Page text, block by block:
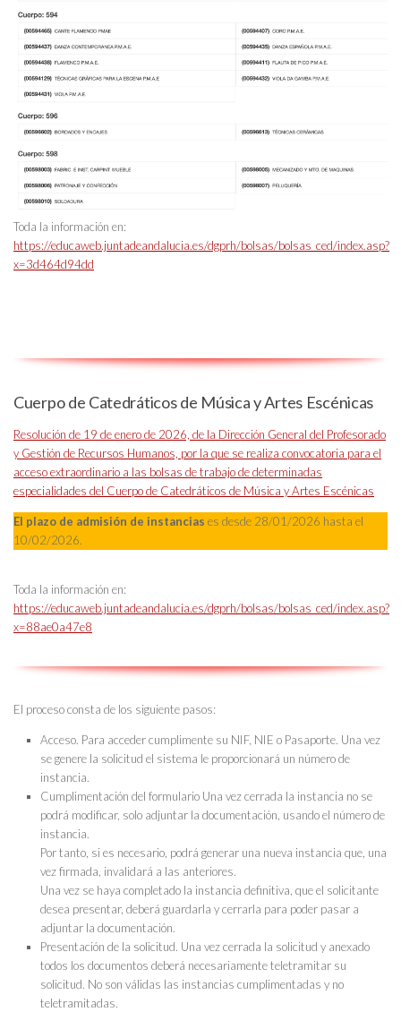
Toda la información en:
https://educaweb.juntadeandalucia.es/dgprh/bolsas/bolsas_ced/index.asp?
x=3d464d94dd
Cuerpo de Catedráticos de Música y Artes Escénicas
Resolución de 19 de enero de 2026, de la Dirección General del Profesorado
y Gestión de Recursos Humanos, por la que se realiza convocatoria para el
acceso extraordinario a las bolsas de trabajo de determinadas
especialidades del Cuerpo de Catedráticos de Música y Artes Escénicas
El plazo de admisión de instancias es desde 28/01/2026 hasta el
10/02/2026.
Toda la información en:
https://educaweb.juntadeandalucia.es/dgprh/bolsas/bolsas_ced/index.asp?
x=88ae0a47e8
El proceso consta de los siguiente pasos:
Acceso. Para acceder cumplimente su NIF, NIE o Pasaporte. Una vez
se genere la solicitud el sistema le proporcionará un número de
instancia.
Cumplimentación del formulario Una vez cerrada la instancia no se
podrá modificar, solo adjuntar la documentación, usando el número de
instancia.
Por tanto, si es necesario, podrá generar una nueva instancia que, una
vez firmada, invalidará a las anteriores.
Una vez se haya completado la instancia definitiva, que el solicitante
desea presentar, deberá guardarla y cerrarla para poder pasar a
adjuntar la documentación.
Presentación de la solicitud. Una vez cerrada la solicitud y anexado
todos los documentos deberá necesariamente teletramitar su
solicitud. No son válidas las instancias cumplimentadas y no
teletramitadas.